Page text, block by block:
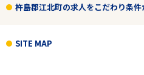
エリアで探す
杵島郡江北町の求人をこだわり条件
SITE MAP